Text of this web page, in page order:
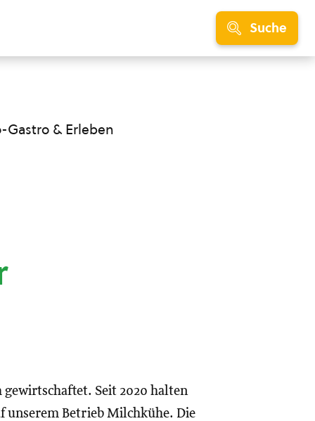
Suche
Gastro & Erleben
gewirtschaftet. Seit 2020 halten
unserem Betrieb Milchkühe. Die